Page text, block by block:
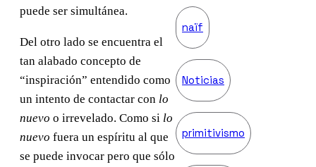
puede ser simultánea.
Del otro lado se encuentra el
tan alabado concepto de
“inspiración” entendido como
un intento de contactar con lo
nuevo o irrevelado. Como si lo
nuevo fuera un espíritu al que
se puede invocar pero que sólo
naïf
Noticias
primitivismo